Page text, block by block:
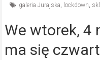
galeria Jurajska, lockdown,
We wtorek, 4
ma się